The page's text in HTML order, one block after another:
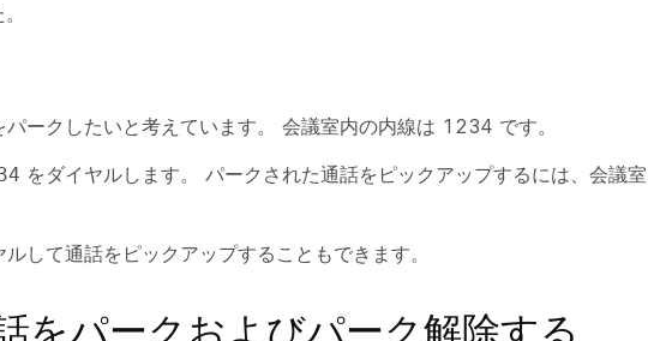
ークしたいと考えています。 会議室内の内線は 1234 です。
をダイヤルします。 パークされた通話をピックアップするには、会議
ルして通話をピックアップすることもできます。
をパークおよびパーク解除する